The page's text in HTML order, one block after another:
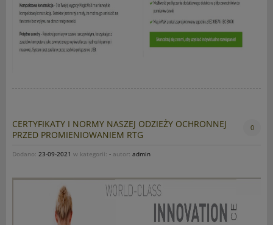
CERTYFIKATY I NORMY NASZEJ ODZIEŻY OCHRONNEJ
PRZED PROMIENIOWANIEM RTG
0
Dodano: 23-09-2021 w kategorii: - autor: admin